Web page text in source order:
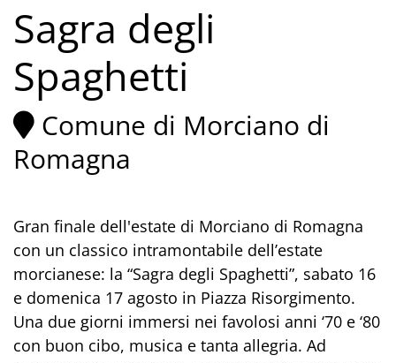
Sagra degli
Spaghetti
Comune di Morciano di
Romagna
Gran finale dell'estate di Morciano di Romagna
con un classico intramontabile dell’estate
morcianese: la “Sagra degli Spaghetti”, sabato 16
e domenica 17 agosto in Piazza Risorgimento.
Una due giorni immersi nei favolosi anni ‘70 e ‘80
con buon cibo, musica e tanta allegria. Ad